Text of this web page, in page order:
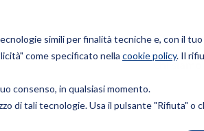
simili per finalità tecniche e, con il
come specificato nella cookie policy. Il
consenso, in qualsiasi momento.
di tali tecnologie. Usa il pulsante "Rifiuta" o